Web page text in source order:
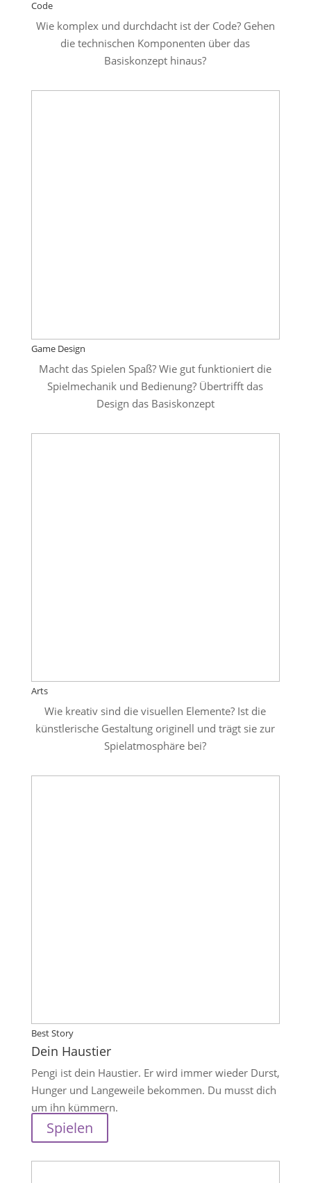
Code
Wie komplex und durchdacht ist der Code? Gehen
die technischen Komponenten über das
Basiskonzept hinaus?
Game Design
Macht das Spielen Spaß? Wie gut funktioniert die
Spielmechanik und Bedienung? Übertrifft das
Design das Basiskonzept
Arts
Wie kreativ sind die visuellen Elemente? Ist die
künstlerische Gestaltung originell und trägt sie zur
Spielatmosphäre bei?
Best Story
Dein Haustier
Pengi ist dein Haustier. Er wird immer wieder Durst,
Hunger und Langeweile bekommen. Du musst dich
um ihn kümmern.
Spielen